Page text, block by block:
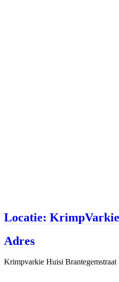
Locatie:
Adres
Krimpvarkie Huisi Brantegemstraat